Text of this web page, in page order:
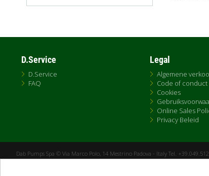
D.Service
D.Service
FAQ
Legal
Algemene
Code of conduct
Cookies
Online Sales
Privacy Beleid
Dab Pumps Spa © Via Marco Polo, 14 Mestrino Padova - Italy Tel.
P.I. 03675230282 - R.E.A. Padova N. 328200- Cap. Soc. Euro €10.000.000 i.v.